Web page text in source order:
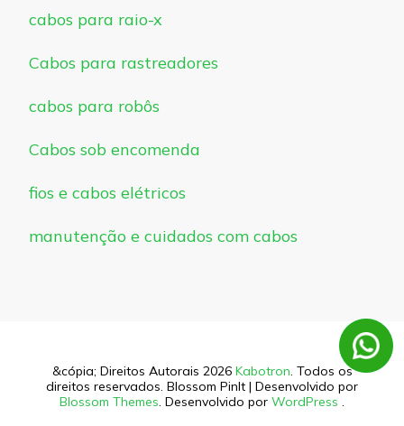
cabos para raio-x
Cabos para rastreadores
cabos para robôs
Cabos sob encomenda
fios e cabos elétricos
manutenção e cuidados com cabos
&cópia; Direitos Autorais 2026 Kabotron. Todos os
direitos reservados. Blossom PinIt | Desenvolvido por
Blossom Themes. Desenvolvido por WordPress .